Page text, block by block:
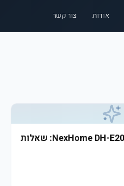
אודות צור קשר
פנל אינטרקום חכם NexHome DH-E20W: שאלות